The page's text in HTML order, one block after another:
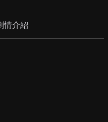
情介紹